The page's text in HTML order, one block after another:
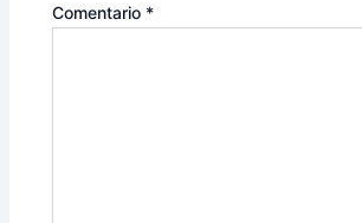
Comentario *